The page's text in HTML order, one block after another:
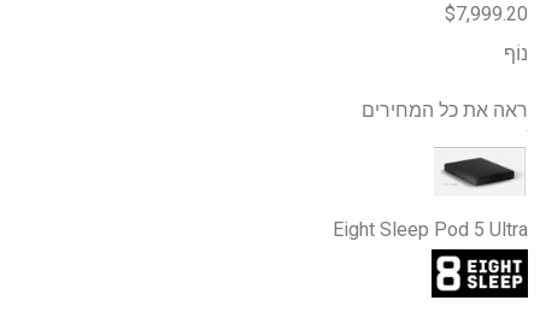
$7,999.20
נוֹף
ראה את כל המחירים
Eight Sleep Pod 5 Ultra